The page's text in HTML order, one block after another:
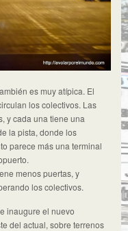
es muy atípica. El
los colectivos. Las
y cada una tiene una
la pista, donde los
parece más una terminal
menos puertas, y
los colectivos.
inaugure el nuevo
del actual, sobre terrenos